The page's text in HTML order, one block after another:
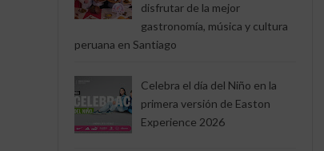
disfrutar de la mejor
gastronomía, música y cultura
peruana en Santiago
Celebra el día del Niño en la
primera versión de Easton
Experience 2026